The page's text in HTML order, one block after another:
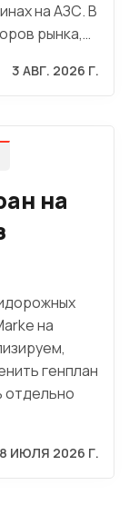
на АЗС. В
рынка,…
3 АВГ. 2026 Г.
на
на
генплан
отдельно
ИЮЛЯ 2026 Г.